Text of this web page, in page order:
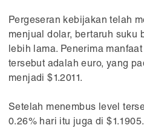
Pergeseran kebijakan telah
menjual dolar, bertaruh suku
lebih lama. Penerima
tersebut adalah euro, yang
menjadi $1.2011.
Setelah menembus level
0.26% hari itu juga di